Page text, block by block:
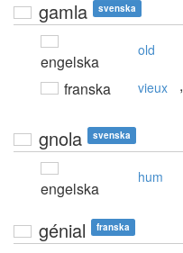
gamla svenska
engelska
old
franska vieux ,
gnola svenska
engelska
hum
génial franska